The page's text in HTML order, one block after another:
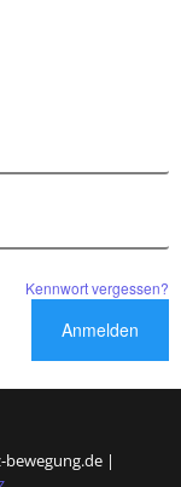
Kennwort vergessen?
bewegung.de |